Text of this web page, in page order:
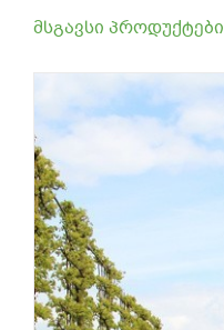
მსგავსი პროდუქტები